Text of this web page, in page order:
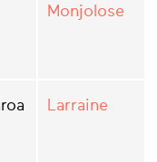
Monjolose
Larraine